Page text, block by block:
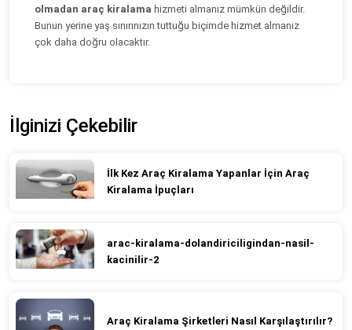
olmadan araç kiralama hizmeti almanız mümkün değildir.
Bunun yerine yaş sınırınızın tuttuğu biçimde hizmet almanız
çok daha doğru olacaktır.
İlginizi Çekebilir
İlk Kez Araç Kiralama Yapanlar İçin Araç
Kiralama İpuçları
arac-kiralama-dolandiriciligindan-nasil-
kacinilir-2
Araç Kiralama Şirketleri Nasıl Karşılaştırılır?